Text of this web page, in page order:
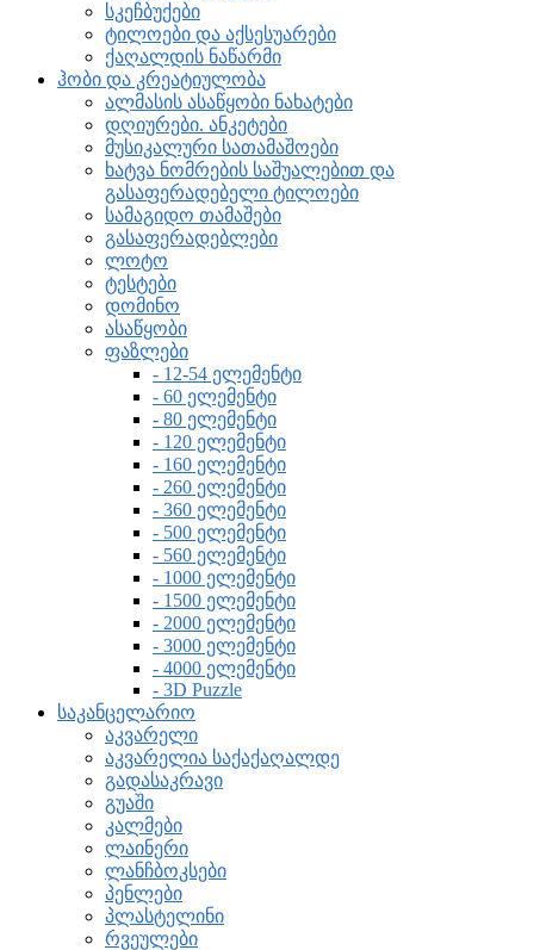
სკეჩბუქები
ტილოები და აქსესუარები
ქაღალდის ნაწარმი
ჰობი და კრეატიულობა
ალმასის ასაწყობი ნახატები
დღიურები. ანკეტები
მუსიკალური სათამაშოები
ხატვა ნომრების საშუალებით და
გასაფერადებელი ტილოები
სამაგიდო თამაშები
გასაფერადებლები
ლოტო
ტესტები
დომინო
ასაწყობი
ფაზლები
- 12-54 ელემენტი
- 60 ელემენტი
- 80 ელემენტი
- 120 ელემენტი
- 160 ელემენტი
- 260 ელემენტი
- 360 ელემენტი
- 500 ელემენტი
- 560 ელემენტი
- 1000 ელემენტი
- 1500 ელემენტი
- 2000 ელემენტი
- 3000 ელემენტი
- 4000 ელემენტი
- 3D Puzzle
საკანცელარიო
აკვარელი
აკვარელია საქაქაღალდე
გადასაკრავი
გუაში
კალმები
ლაინერი
ლანჩბოკსები
პენლები
პლასტელინი
რვეულები